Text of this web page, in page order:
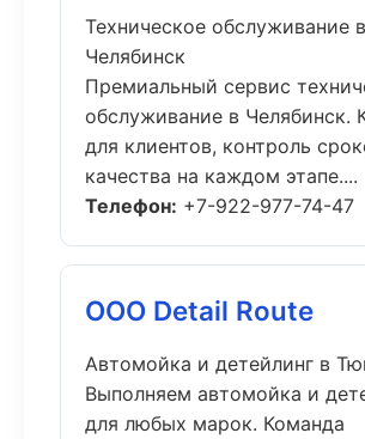
Техническое обслуживание в
Челябинск
Премиальный сервис
обслуживание в Челябинск.
для клиентов, контроль
качества на каждом этапе....
Телефон: +7-922-977-74-47
ООО Detail Route
Автомойка и детейлинг в
Выполняем автомойка и
для любых марок. Команда